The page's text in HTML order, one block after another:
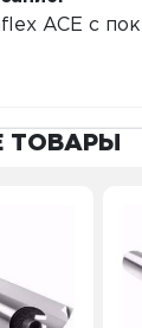
ACE с
ТОВАРЫ